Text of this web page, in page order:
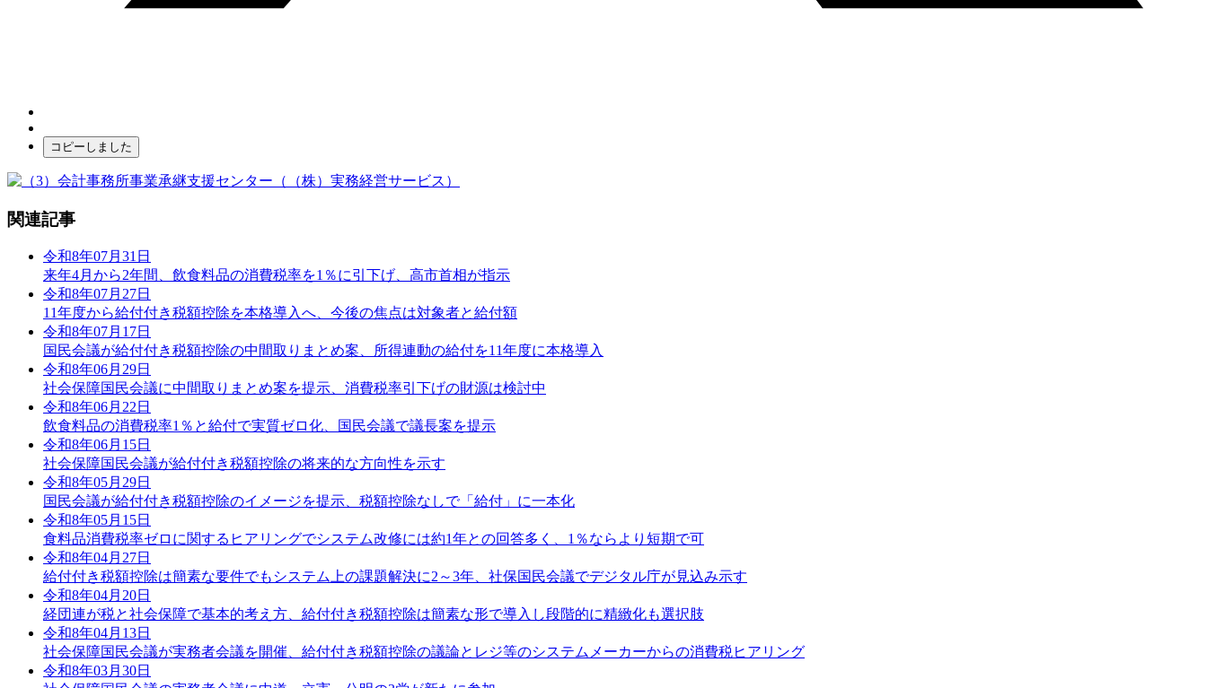
コピーしました
関連記事
令和8年07月31日
来年4月から2年間、飲食料品の消費税率を1％に引下げ、高市首相が指示
令和8年07月27日
11年度から給付付き税額控除を本格導入へ、今後の焦点は対象者と給付額
令和8年07月17日
国民会議が給付付き税額控除の中間取りまとめ案、所得連動の給付を11年度に本格導入
令和8年06月29日
社会保障国民会議に中間取りまとめ案を提示、消費税率引下げの財源は検討中
令和8年06月22日
飲食料品の消費税率1％と給付で実質ゼロ化、国民会議で議長案を提示
令和8年06月15日
社会保障国民会議が給付付き税額控除の将来的な方向性を示す
令和8年05月29日
国民会議が給付付き税額控除のイメージを提示、税額控除なしで「給付」に一本化
令和8年05月15日
食料品消費税率ゼロに関するヒアリングでシステム改修には約1年との回答多く、1％ならより短期で可
令和8年04月27日
給付付き税額控除は簡素な要件でもシステム上の課題解決に2～3年、社保国民会議でデジタル庁が見込み示す
令和8年04月20日
経団連が税と社会保障で基本的考え方、給付付き税額控除は簡素な形で導入し段階的に精緻化も選択肢
令和8年04月13日
社会保障国民会議が実務者会議を開催、給付付き税額控除の議論とレジ等のシステムメーカーからの消費税ヒアリング
令和8年03月30日